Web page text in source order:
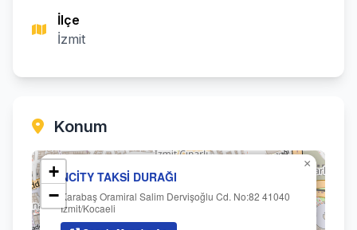
İlçe
İzmit
Konum
NCİTY TAKSİ DURAĞI
Karabaş Oramiral Salim Dervişoğlu Cd. No:82 41040
İzmit/Kocaeli
×
+
−